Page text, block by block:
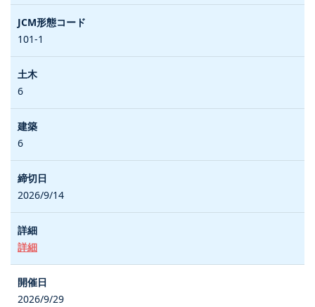
101-1
6
6
2026/9/14
詳細
2026/9/29